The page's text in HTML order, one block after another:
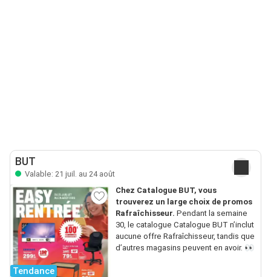
BUT
Valable: 21 juil. au 24 août
Tendance
Chez Catalogue BUT, vous
trouverez un large choix de promos
Rafraîchisseur. Pendant la semaine
30, le catalogue Catalogue BUT n’inclut
aucune offre Rafraîchisseur, tandis que
d’autres magasins peuvent en avoir. 👀